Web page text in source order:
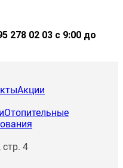
278 02 03 с 9:00 до
Акции
Отопительные
4